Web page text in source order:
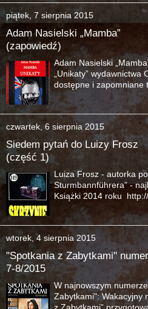
piątek, 7 sierpnia 2015
Adam Nasielski „Mamba”
(zapowiedź)
Adam Nasielski
„Unikaty”
dostępne i zapomniane
czwartek, 6 sierpnia 2015
Siedem pytań do Luizy Frosz
(część 1)
Luiza Frosz - autorka
Sturmbannführera” -
Książki 2014 roku
wtorek, 4 sierpnia 2015
"Spotkania z Zabytkami" numer
7-8/2015
W najnowszym
Zabytkami": Wakacyjny